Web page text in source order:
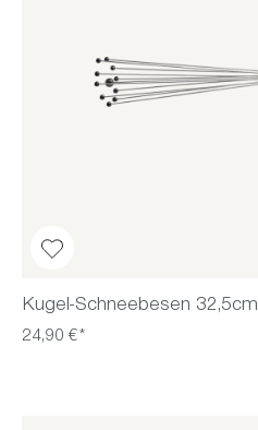
Kugel-Schneebesen 32,5cm
24,90 €*